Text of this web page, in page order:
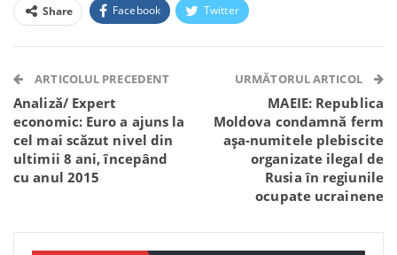
Share Facebook Twitter
Telegram WhatsApp Viber
ARTICOLUL PRECEDENT
Analiză/ Expert
economic: Euro a ajuns la
cel mai scăzut nivel din
ultimii 8 ani, începând
cu anul 2015
URMĂTORUL ARTICOL
MAEIE: Republica
Moldova condamnă ferm
așa-numitele plebiscite
organizate ilegal de
Rusia în regiunile
ocupate ucrainene